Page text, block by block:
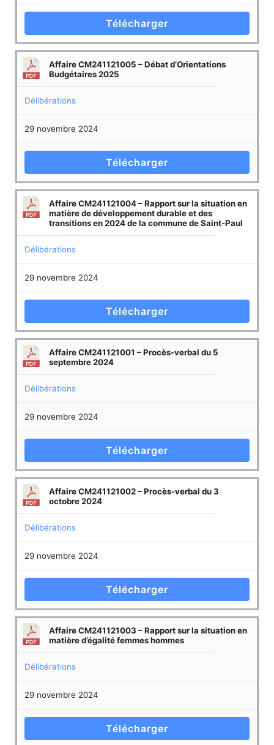
Télécharger
Affaire CM241121005 – Débat d’Orientations
Budgétaires 2025
Délibérations
29 novembre 2024
Télécharger
Affaire CM241121004 – Rapport sur la situation en
matière de développement durable et des
transitions en 2024 de la commune de Saint-Paul
Délibérations
29 novembre 2024
Télécharger
Affaire CM241121001 – Procès-verbal du 5
septembre 2024
Délibérations
29 novembre 2024
Télécharger
Affaire CM241121002 – Procès-verbal du 3
octobre 2024
Délibérations
29 novembre 2024
Télécharger
Affaire CM241121003 – Rapport sur la situation en
matière d’égalité femmes hommes
Délibérations
29 novembre 2024
Télécharger